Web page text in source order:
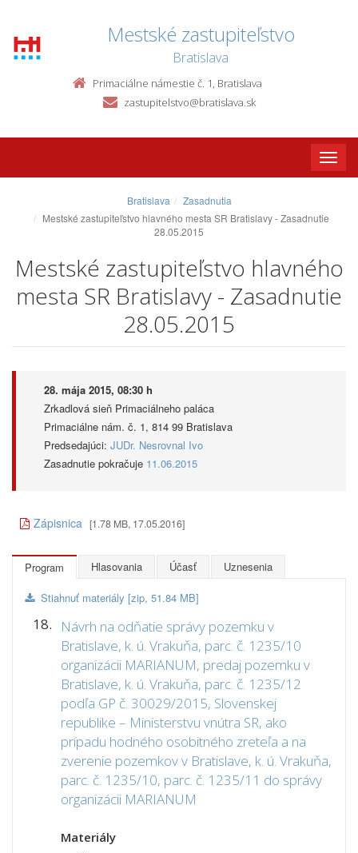
Mestské zastupiteľstvo
Bratislava
Primaciálne námestie č. 1, Bratislava
zastupitelstvo@bratislava.sk
Toggle
Bratislava
Zasadnutia
Mestské zastupiteľstvo hlavného mesta SR Bratislavy - Zasadnutie
28.05.2015
Mestské zastupiteľstvo hlavného
mesta SR Bratislavy - Zasadnutie
28.05.2015
28. mája 2015, 08:30 h
Zrkadlová sieň Primaciálneho paláca
Primaciálne nám. č. 1, 814 99 Bratislava
Predsedajúci: JUDr. Nesrovnal Ivo
Zasadnutie pokračuje 11.06.2015
Zápisnica [1.78 MB, 17.05.2016]
Program Hlasovania Účasť Uznesenia
Stiahnuť materiály [zip, 51.84 MB]
18.
Návrh na odňatie správy pozemku v
Bratislave, k. ú. Vrakuňa, parc. č. 1235/10
organizácii MARIANUM, predaj pozemku v
Bratislave, k. ú. Vrakuňa, parc. č. 1235/12
podľa GP č. 30029/2015, Slovenskej
republike – Ministerstvu vnútra SR, ako
prípadu hodného osobitného zreteľa a na
zverenie pozemkov v Bratislave, k. ú. Vrakuňa,
parc. č. 1235/10, parc. č. 1235/11 do správy
organizácii MARIANUM
Materiály